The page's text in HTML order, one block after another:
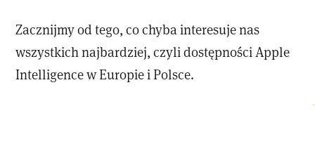
Zacznijmy od tego, co chyba interesuje nas
wszystkich najbardziej, czyli dostępności Apple
Intelligence w Europie i Polsce.